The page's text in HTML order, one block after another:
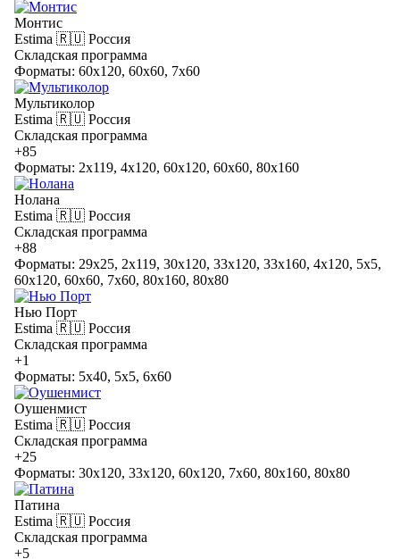
Монтис
Estima 🇷🇺 Россия
Складская программа
Форматы: 60x120, 60x60, 7x60
Мультиколор
Estima 🇷🇺 Россия
Складская программа
+85
Форматы: 2x119, 4x120, 60x120, 60x60, 80x160
Нолана
Estima 🇷🇺 Россия
Складская программа
+88
Форматы: 29x25, 2x119, 30x120, 33x120, 33x160, 4x120, 5x5,
60x120, 60x60, 7x60, 80x160, 80x80
Нью Порт
Estima 🇷🇺 Россия
Складская программа
+1
Форматы: 5x40, 5x5, 6x60
Оушенмист
Estima 🇷🇺 Россия
Складская программа
+25
Форматы: 30x120, 33x120, 60x120, 7x60, 80x160, 80x80
Патина
Estima 🇷🇺 Россия
Складская программа
+5